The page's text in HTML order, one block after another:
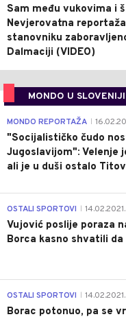
Sam među vukovima i
Nevjerovatna
stanovniku
Dalmaciji (VIDEO)
MONDO U SLOVENIJI
MONDO REPORTAŽA
"Socijalističko čudo
Jugoslavijom": Velenje
ali je u duši ostalo
OSTALI SPORTOVI 14.02.2021.
Vujović poslije poraza
Borca kasno shvatili da
OSTALI SPORTOVI 14.02.2021.
Borac potonuo, pa se